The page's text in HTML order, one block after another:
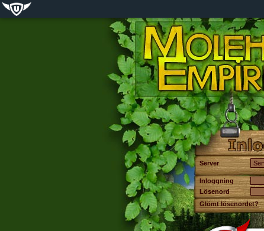
Server
Inloggning
Lösenord
Glömt lösenordet?